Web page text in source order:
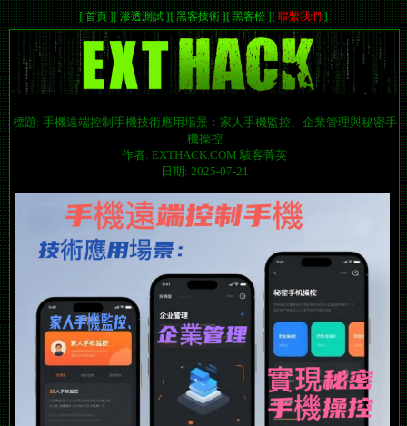
[ 首頁 ] [ 滲透測試 ][ 黑客技術 ][ 黑客松 ] [ 聯繫我們 ]
標題: 手機遠端控制手機技術應用場景：家人手機監控、企業管理與秘密手
機操控
作者: EXTHACK.COM 駭客菁英
日期: 2025-07-21